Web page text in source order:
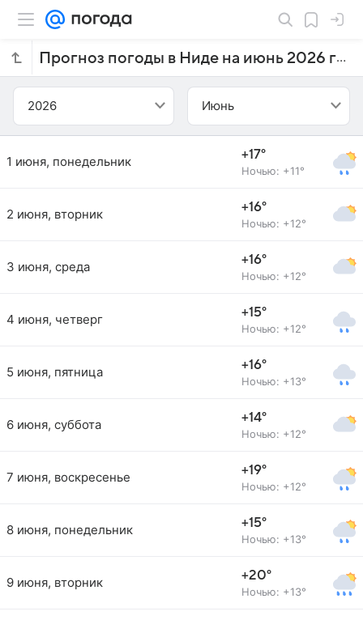
Прогноз погоды в Ниде на июнь 2026 года
2026 Июнь
1 июня, понедельник +17°
Ночью: +11°
2 июня, вторник +16°
Ночью: +12°
3 июня, среда +16°
Ночью: +12°
4 июня, четверг +15°
Ночью: +12°
5 июня, пятница +16°
Ночью: +13°
6 июня, суббота +14°
Ночью: +12°
7 июня, воскресенье +19°
Ночью: +12°
8 июня, понедельник +15°
Ночью: +13°
9 июня, вторник +20°
Ночью: +13°